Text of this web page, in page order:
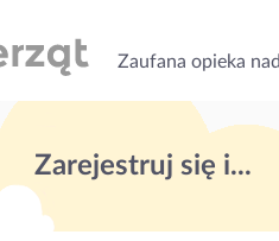
Zaufana opieka
Zarejestruj się i...